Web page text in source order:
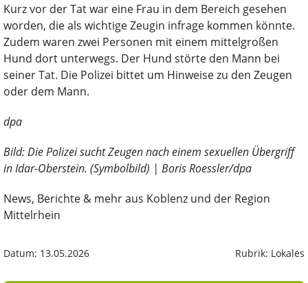
Kurz vor der Tat war eine Frau in dem Bereich gesehen
worden, die als wichtige Zeugin infrage kommen könnte.
Zudem waren zwei Personen mit einem mittelgroßen
Hund dort unterwegs. Der Hund störte den Mann bei
seiner Tat. Die Polizei bittet um Hinweise zu den Zeugen
oder dem Mann.
dpa
Bild: Die Polizei sucht Zeugen nach einem sexuellen Übergriff
in Idar-Oberstein. (Symbolbild) | Boris Roessler/dpa
News, Berichte & mehr aus Koblenz und der Region
Mittelrhein
Datum: 13.05.2026 Rubrik: Lokales